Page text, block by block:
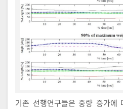
기존 선행연구들은 중량 증가에